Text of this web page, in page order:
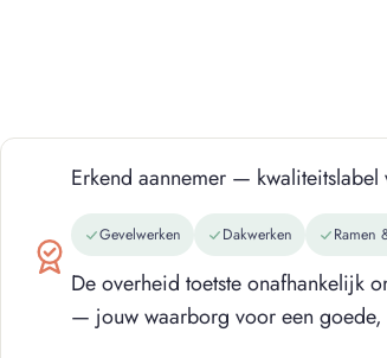
Erkend aannemer —
Gevelwerken Dakwerken Ramen
De overheid toetste onafhankelijk
— jouw waarborg voor een